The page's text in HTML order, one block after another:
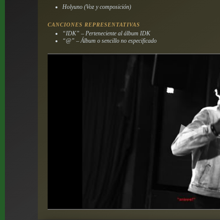
Holyuno (Voz y composición)
CANCIONES REPRESENTATIVAS
“IDK” – Perteneciente al álbum IDK
“@” – Álbum o sencillo no especificado